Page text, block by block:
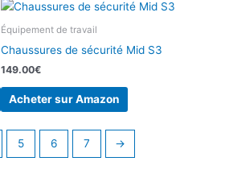
Équipement de travail
Chaussures de sécurité Mid S3
149.00€
Acheter sur Amazon
5 6 7 →